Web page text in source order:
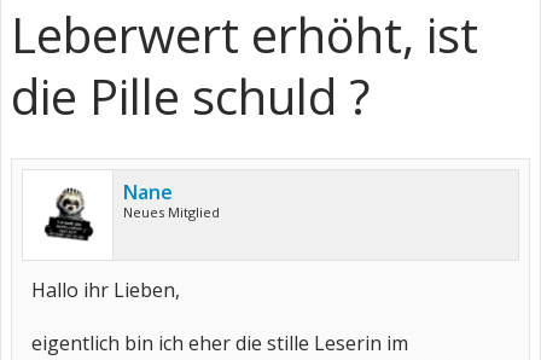
Leberwert erhöht, ist
die Pille schuld ?
Nane
Neues Mitglied
Hallo ihr Lieben,
eigentlich bin ich eher die stille Leserin im